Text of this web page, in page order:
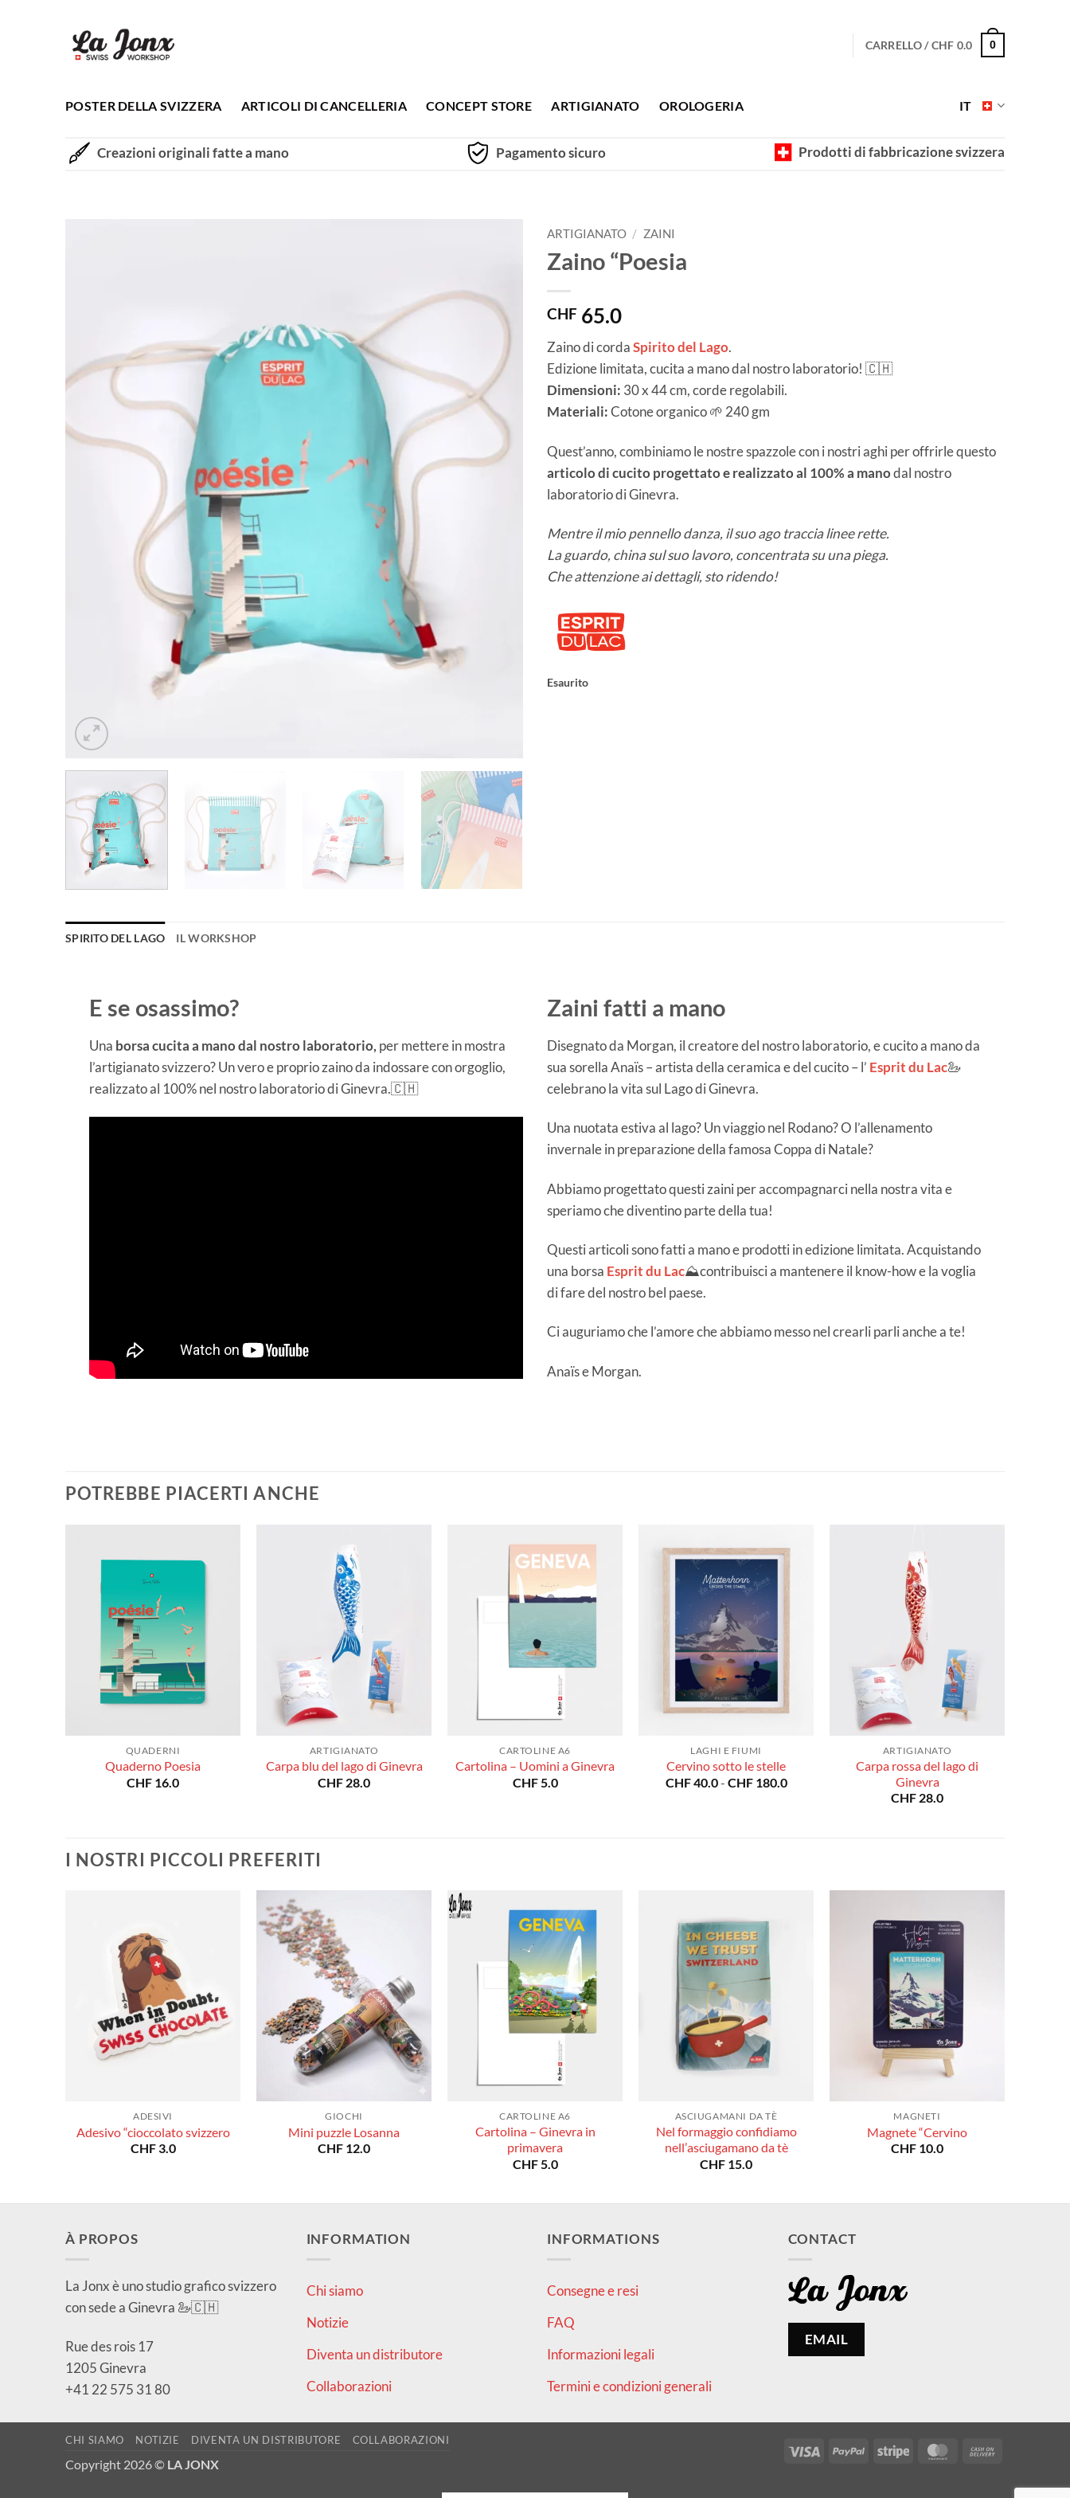
CARRELLO /CHF 0.0 0
POSTER DELLA SVIZZERA ARTICOLI DI CANCELLERIA CONCEPT STORE ARTIGIANATO OROLOGERIA IT
Creazioni originali fatte a mano Pagamento sicuro Prodotti di fabbricazione svizzera
ARTIGIANATO / ZAINI
Zaino “Poesia
CHF 65.0
Zaino di cordaSpirito del Lago.
Edizione limitata, cucita a mano dal nostro laboratorio! 🇨🇭
Dimensioni: 30 x 44 cm, corde regolabili.
Materiali:Cotone organico 🌱 240 gm
Quest’anno, combiniamo le nostre spazzole con i nostri aghi per offrirle questo
articolo di cucito progettato e realizzato al 100% a manodal nostro
laboratorio di Ginevra.
Mentre il mio pennello danza, il suo ago traccia linee rette.
La guardo, china sul suo lavoro, concentrata su una piega.
Che attenzione ai dettagli, sto ridendo!
Esaurito
SPIRITO DEL LAGO IL WORKSHOP
E se osassimo?
Una borsa cucita a manodal nostro laboratorio, per mettere in mostra
l’artigianato svizzero? Un vero e proprio zaino da indossare con orgoglio,
realizzato al 100% nel nostro laboratorio di Ginevra.🇨🇭
Zaini fatti a mano
Disegnato da Morgan, il creatore del nostro laboratorio, e cucito a mano da
sua sorella Anaïs – artista della ceramica e del cucito – l’ Esprit du Lac🦢
celebrano la vita sul Lago di Ginevra.
Una nuotata estiva al lago? Un viaggio nel Rodano? O l’allenamento
invernale in preparazione della famosa Coppa di Natale?
Abbiamo progettato questi zaini per accompagnarci nella nostra vita e
speriamo che diventino parte della tua!
Questi articoli sono fatti a mano e prodotti in edizione limitata. Acquistando
una borsa Esprit du Lac⛰️contribuisci a mantenere il know-how e la voglia
di fare del nostro bel paese.
Ci auguriamo che l’amore che abbiamo messo nel crearli parli anche a te!
Anaïs e Morgan.
POTREBBE PIACERTI ANCHE
QUADERNI
Quaderno Poesia
CHF 16.0
ARTIGIANATO
Carpa blu del lago di Ginevra
CHF 28.0
CARTOLINE A6
Cartolina – Uomini a Ginevra
CHF5.0
LAGHI E FIUMI
Cervino sotto le stelle
CHF40.0- CHF180.0Fascia
ARTIGIANATO
Carpa rossa del lago di
Ginevra
CHF 28.0
I NOSTRI PICCOLI PREFERITI
ADESIVI
Adesivo “cioccolato svizzero
CHF3.0
GIOCHI
Mini puzzle Losanna
CHF 12.0
CARTOLINE A6
Cartolina – Ginevra in
primavera
CHF5.0
ASCIUGAMANI DA TÈ
Nel formaggio confidiamo
nell’asciugamano da tè
CHF 15.0
MAGNETI
Magnete “Cervino
CHF 10.0
À PROPOS
La Jonx è uno studio grafico svizzero
con sede a Ginevra 🦢🇨🇭
Rue des rois 17
1205 Ginevra
+41 22 575 31 80
INFORMATION
Chi siamo
Notizie
Diventa un distributore
Collaborazioni
INFORMATIONS
Consegne e resi
FAQ
Informazioni legali
Termini e condizioni generali
CONTACT
EMAIL
Visa PayPal Stripe MasterCard
Delivery
CHI SIAMO NOTIZIE DIVENTA UN DISTRIBUTORE COLLABORAZIONI
Copyright 2026 © LA JONX